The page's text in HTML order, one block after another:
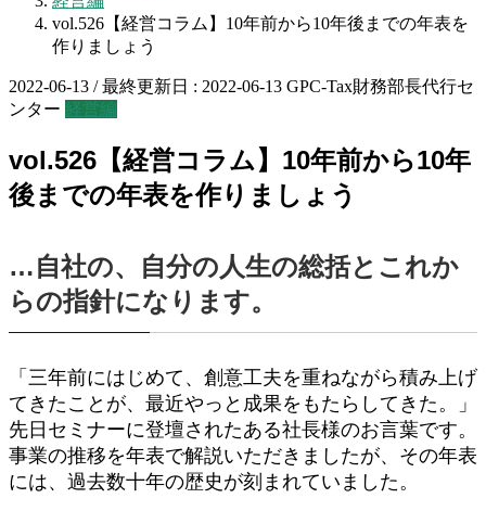
vol.526【経営コラム】10年前から10年後までの年表を
作りましょう
2022-06-13 / 最終更新日 : 2022-06-13 GPC-Tax財務部長代行セ
ンター 経営編
vol.526【経営コラム】10年前から10年
後までの年表を作りましょう
…自社の、自分の人生の総括とこれか
らの指針になります。
「三年前にはじめて、創意工夫を重ねながら積み上げ
てきたことが、最近やっと成果をもたらしてきた。」
先日セミナーに登壇されたある社長様のお言葉です。
事業の推移を年表で解説いただきましたが、その年表
には、過去数十年の歴史が刻まれていました。